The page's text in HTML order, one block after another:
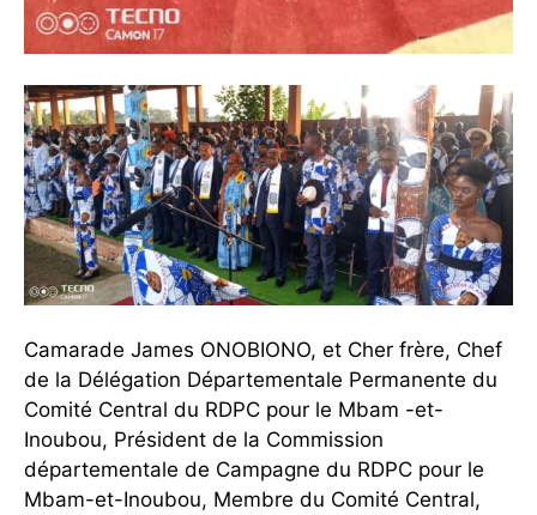
Camarade James ONOBIONO, et Cher frère, Chef
de la Délégation Départementale Permanente du
Comité Central du RDPC pour le Mbam -et-
Inoubou, Président de la Commission
départementale de Campagne du RDPC pour le
Mbam-et-Inoubou, Membre du Comité Central,